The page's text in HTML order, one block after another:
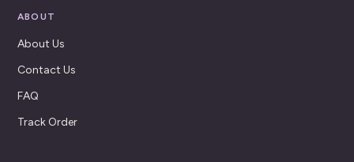
ABOUT
About Us
Contact Us
FAQ
Track Order